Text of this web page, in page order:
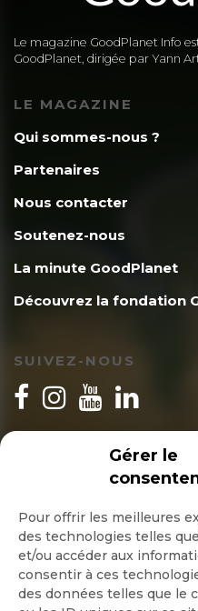
Gérer le
Pour offrir les meilleures
des technologies telles
et/ou accéder aux
consentir à ces
des données telles que le
Le magazine GoodPlanet Info
GoodPlanet, dirigée par Yann
LE MAGAZINE
Qui sommes-nous ?
Partenaires
Nous contacter
Soutenez-nous
La minute GoodPlanet
Découvrez la fondation
SUIVEZ-NOUS
INSCRIPTION
Quotidienne
Hebdo